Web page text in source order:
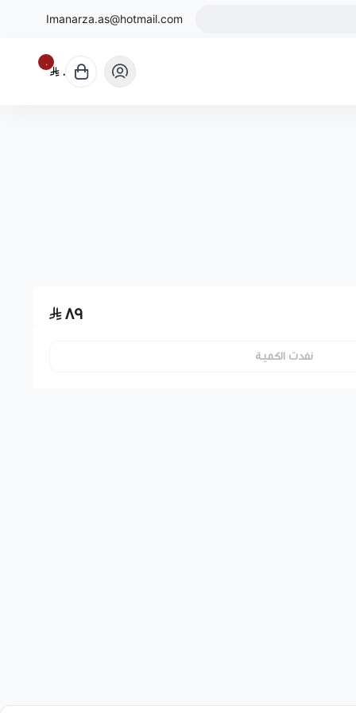
Imanarza.as@hotmail.com
٠
٠
٨٩
نفدت الكمية